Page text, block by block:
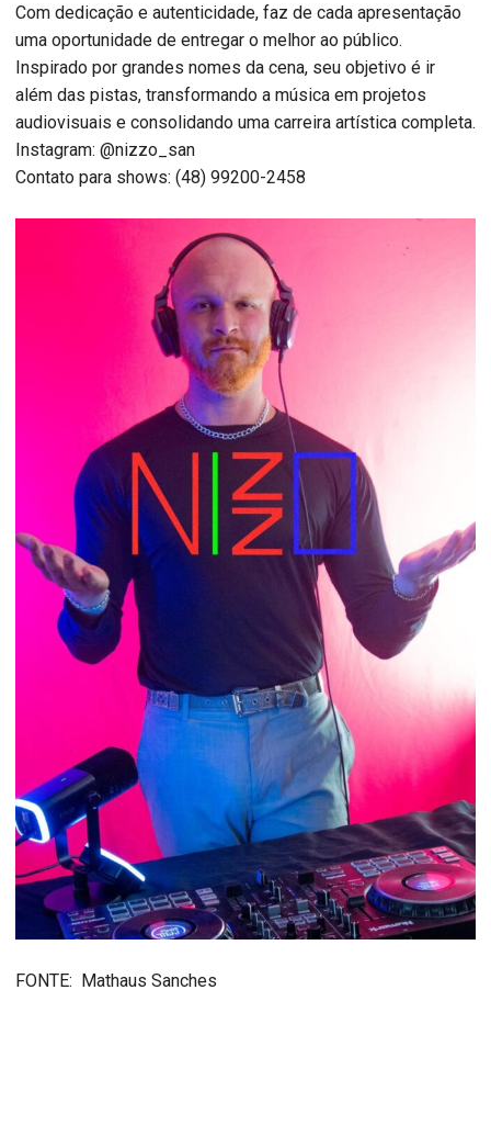
Com dedicação e autenticidade, faz de cada apresentação
uma oportunidade de entregar o melhor ao público.
Inspirado por grandes nomes da cena, seu objetivo é ir
além das pistas, transformando a música em projetos
audiovisuais e consolidando uma carreira artística completa.
Instagram: @nizzo_san
Contato para shows: (48) 99200-2458
FONTE: Mathaus Sanches